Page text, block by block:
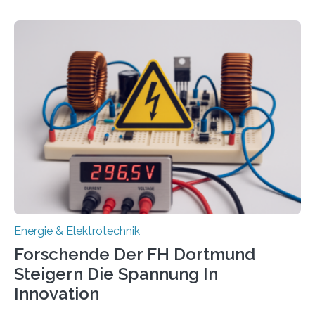
Energietechnologien werden vom Europäischen
Sozialfonds Plus (ESF+) gefördert – mit einer
Gesamtsumme von mehr als zwei Millionen Euro.
Damit zählt die Hochschule zu den großen
Gewinnerinnen der aktuellen Förderrunde des
Bayerischen Wissenschaftsministeriums. Im
Mittelpunkt steht der direkte Wissenstransfer: Neue
wissenschaftliche Erkenntnisse sollen rasch in die
Energie & Elektrotechnik
Forschende Der FH Dortmund
Steigern Die Spannung In
Innovation